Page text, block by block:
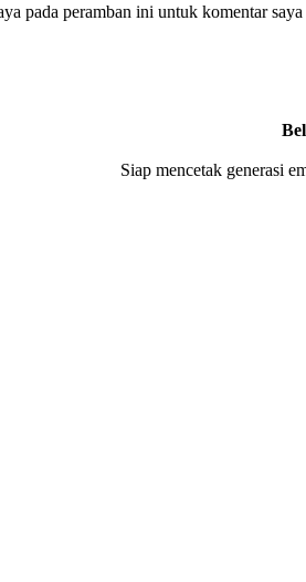
pada peramban ini untuk komentar
Siap mencetak generasi